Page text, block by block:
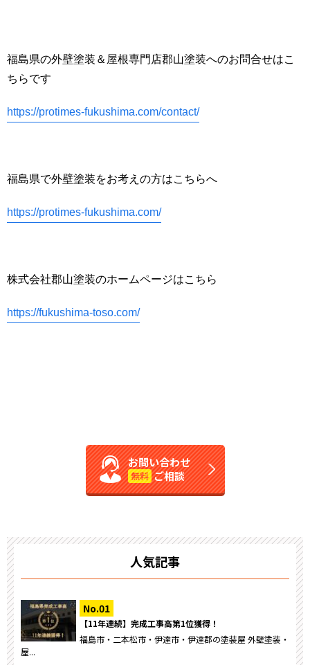
福島県の外壁塗装＆屋根専門店郡山塗装へのお問合せはこ
ちらです
https://protimes-fukushima.com/contact/
福島県で外壁塗装をお考えの方はこちらへ
https://protimes-fukushima.com/
株式会社郡山塗装のホームページはこちら
https://fukushima-toso.com/
お問い合わせ
無料 ご相談
人気記事
【11年連続】完成工事高第1位獲得！
福島市・二本松市・伊達市・伊達郡の塗装屋 外壁塗装・
屋...